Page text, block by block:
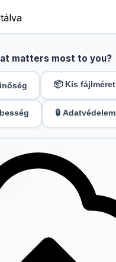
matters most to you?
📦 Kis fájlméret
🔒 Adatvédelem